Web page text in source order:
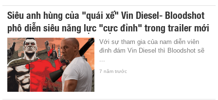
Siêu anh hùng của "quái xế" Vin Diesel- Bloodshot
phô diễn siêu năng lực "cực đỉnh" trong trailer mới
Với sự tham gia của nam diễn viên
đình đám Vin Diesel thì Bloodshot sẽ
7 năm trước